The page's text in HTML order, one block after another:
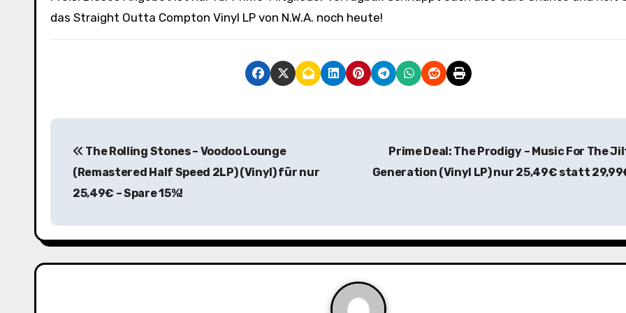
das Straight Outta Compton Vinyl LP von N.W.A. noch heute!
B
t
r
The Rolling Stones – Voodoo Lounge
(Remastered Half Speed 2LP) (Vinyl) für nur
25,49€ – Spare 15%!
Prime Deal: The Prodigy – Music For The
Generation (Vinyl LP) nur 25,49€ statt